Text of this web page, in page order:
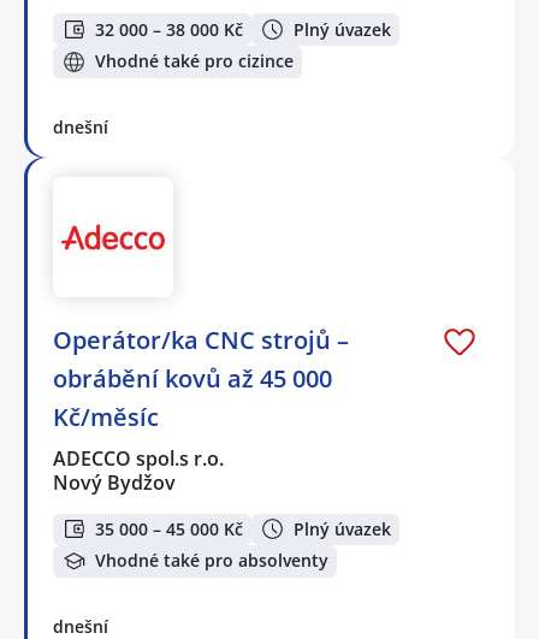
32 000 – 38 000 Kč
Plný úvazek
Vhodné také pro cizince
dnešní
Operátor/ka CNC strojů –
obrábění kovů až 45 000
Kč/měsíc
ADECCO spol.s r.o.
Nový Bydžov
35 000 – 45 000 Kč
Plný úvazek
Vhodné také pro absolventy
dnešní